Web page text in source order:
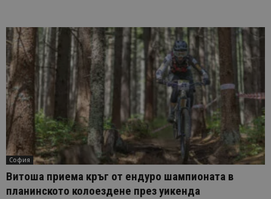
София
Витоша приема кръг от ендуро шампионата в
планинското колоездене през уикенда